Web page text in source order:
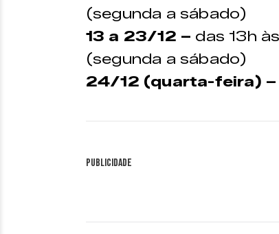
(segunda a sábado)
13 a 23/12 – das 13h
(segunda a sábado)
24/12 (quarta-feira) –
Publicidade